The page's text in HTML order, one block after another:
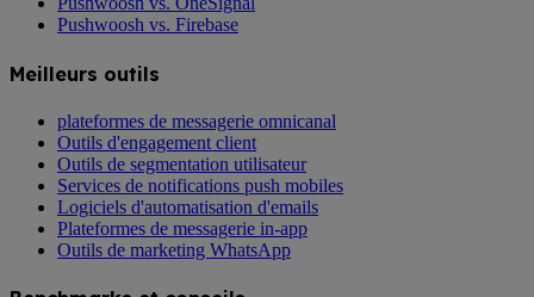
Pushwoosh vs. Firebase
Meilleurs outils
plateformes de messagerie omnicanal
Outils d'engagement client
Outils de segmentation utilisateur
Services de notifications push mobiles
Logiciels d'automatisation d'emails
Plateformes de messagerie in-app
Outils de marketing WhatsApp